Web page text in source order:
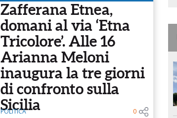
Zafferana Etnea,
domani al via ‘Etna
Tricolore’. Alle 16
Arianna Meloni
inaugura la tre giorni
di confronto sulla
Sicilia
POLITICA 0